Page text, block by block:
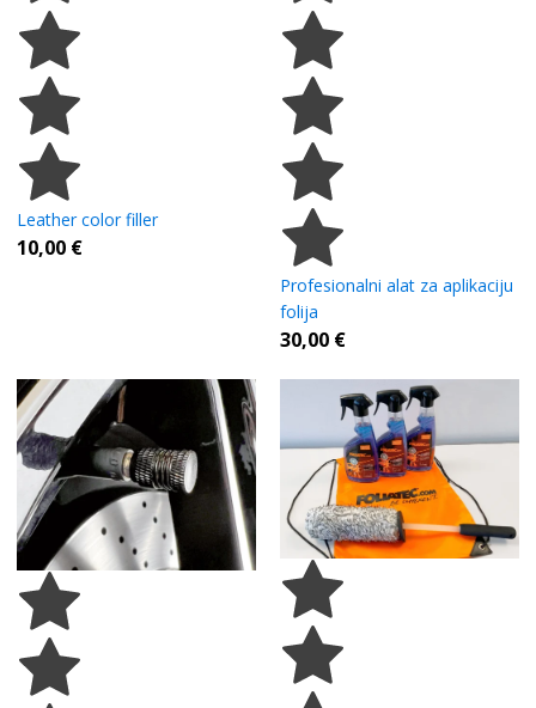
Leather color filler
10,00 €
Profesionalni alat za aplikaciju
folija
30,00 €